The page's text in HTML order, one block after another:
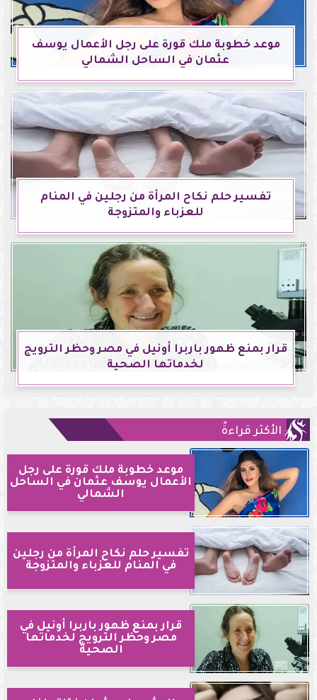
موعد خطوبة ملك قورة على رجل الأعمال يوسف
عثمان في الساحل الشمالي
تفسير حلم نكاح المرأة من رجلين في المنام
للعزباء والمتزوجة
قرار بمنع ظهور باربرا أونيل في مصر وحظر الترويج
لخدماتها الصحية
الأكثر قراءةً
موعد خطوبة ملك قورة على رجل
الأعمال يوسف عثمان في الساحل
الشمالي
تفسير حلم نكاح المرأة من رجلين
في المنام للعزباء والمتزوجة
قرار بمنع ظهور باربرا أونيل في
مصر وحظر الترويج لخدماتها
الصحية